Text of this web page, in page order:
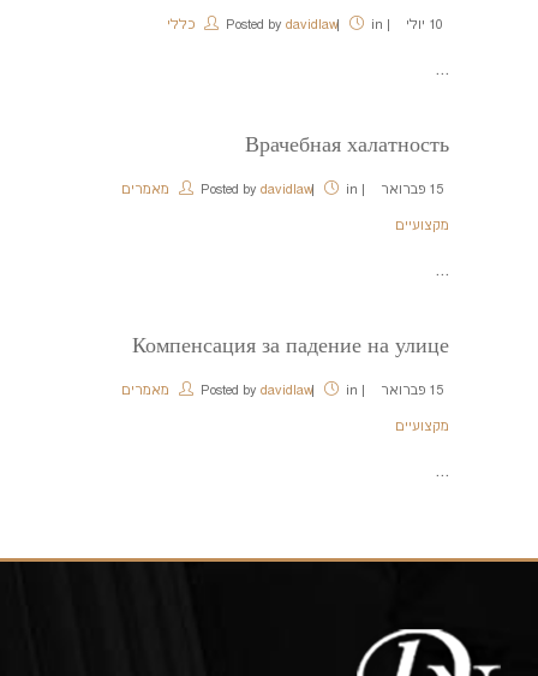
10 יולי Posted by davidlaw in כללי
...
Врачебная халатность
15 פברואר Posted by davidlaw in מאמרים
מקצועיים
...
Компенсация за падение на улице
15 פברואר Posted by davidlaw in מאמרים
מקצועיים
...